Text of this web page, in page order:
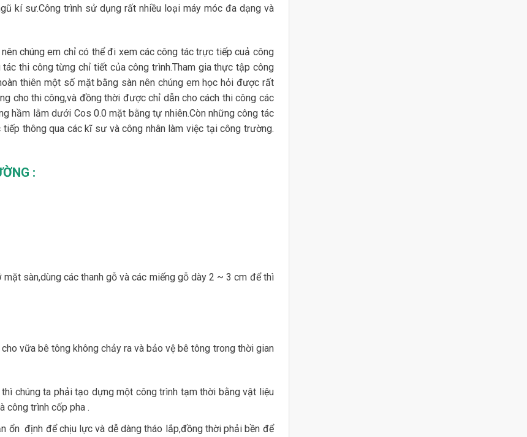
kí sư.Công trình sử dụng rất nhiều loại máy móc đa dạng và
chúng em chỉ có thể đi xem các công tác trực tiếp cuả công
thi công từng chỉ tiết của công trình.Tham gia thực tập công
thiên một số mặt bằng sàn nên chúng em học hỏi được rất
cho thi công,và đồng thời được chỉ dẫn cho cách thi công các
hầm lằm dưới Cos 0.0 mặt bằng tự nhiên.Còn những công tác
thông qua các kĩ sư và công nhân làm việc tại công trường.
:
sàn,dùng các thanh gỗ và các miếng gỗ dày 2 ~ 3 cm để thì
vữa bê tông không chảy ra và bảo vệ bê tông trong thời gian
chúng ta phải tạo dựng một công trình tạm thời bằng vật liệu
công trình cốp pha .
ổn định để chịu lực và dễ dàng tháo lắp,đồng thời phải bền để